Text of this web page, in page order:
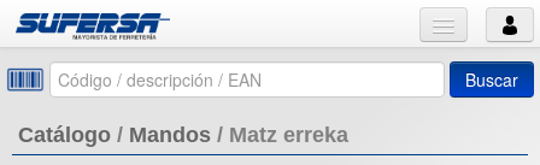
Buscar
Catálogo / Mandos / Matz erreka